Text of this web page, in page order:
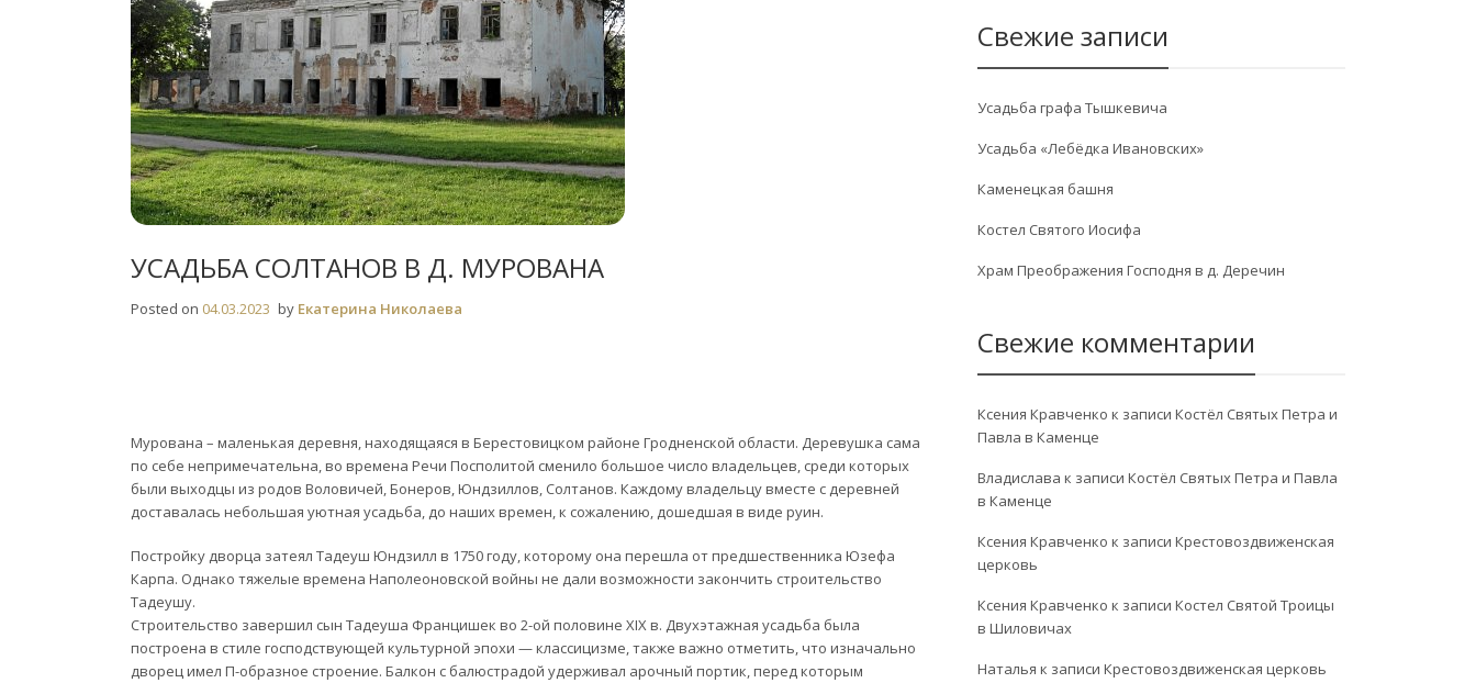
УСАДЬБА СОЛТАНОВ В Д. МУРОВАНА
Posted on 04.03.2023 by Екатерина Николаева
Мурована – маленькая деревня, находящаяся в Берестовицком районе Гродненской области. Деревушка сама
по себе непримечательна, во времена Речи Посполитой сменило большое число владельцев, среди которых
были выходцы из родов Воловичей, Бонеров, Юндзиллов, Солтанов. Каждому владельцу вместе с деревней
доставалась небольшая уютная усадьба, до наших времен, к сожалению, дошедшая в виде руин.
Постройку дворца затеял Тадеуш Юндзилл в 1750 году, которому она перешла от предшественника Юзефа
Карпа. Однако тяжелые времена Наполеоновской войны не дали возможности закончить строительство
Тадеушу.
Строительство завершил сын Тадеуша Францишек во 2-ой половине XIX в. Двухэтажная усадьба была
построена в стиле господствующей культурной эпохи — классицизме, также важно отметить, что изначально
дворец имел П-образное строение. Балкон с балюстрадой удерживал арочный портик, перед которым
Свежие записи
Усадьба графа Тышкевича
Усадьба «Лебёдка Ивановских»
Каменецкая башня
Костел Святого Иосифа
Храм Преображения Господня в д. Деречин
Свежие комментарии
Ксения Кравченко к записи Костёл Святых Петра и
Павла в Каменце
Владислава к записи Костёл Святых Петра и Павла
в Каменце
Ксения Кравченко к записи Крестовоздвиженская
церковь
Ксения Кравченко к записи Костел Святой Троицы
в Шиловичах
Наталья к записи Крестовоздвиженская церковь